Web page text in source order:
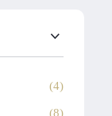
(4)
(8)